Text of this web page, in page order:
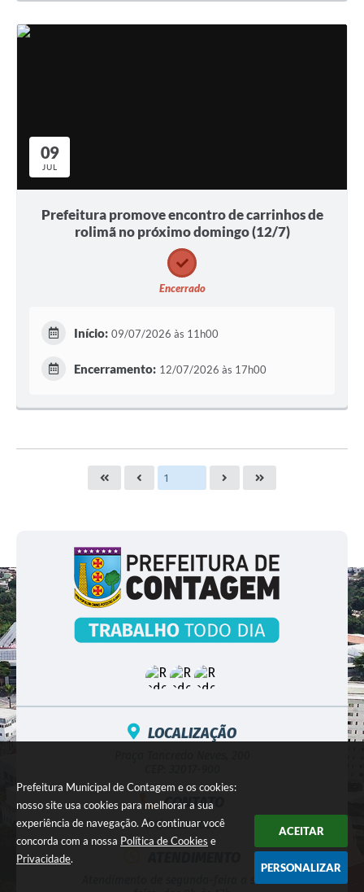
Prefeitura Municipal de Contagem e os cookies:
nosso site usa cookies para melhorar a sua
experiência de navegação. Ao continuar você
concorda com a nossa Política de Cookies e
Privacidade.
ACEITAR
PERSONALIZAR
09
JUL
Prefeitura promove encontro de carrinhos de
rolimã no próximo domingo (12/7)
Encerrado
Início: 09/07/2026 às 11h00
Encerramento: 12/07/2026 às 17h00
LOCALIZAÇÃO
CONTATO
(31) 3352-5000
Atendimento de segunda-feira a sexta-